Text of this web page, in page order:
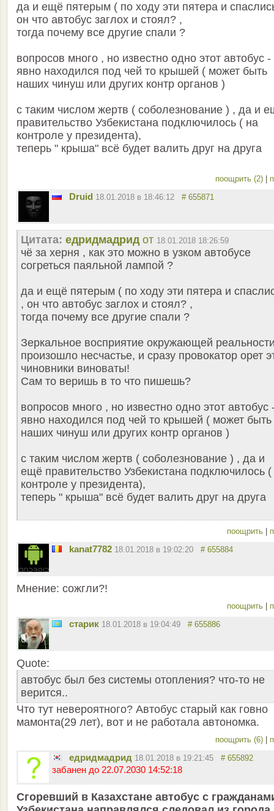
да и ещё пятерым ( по ходу эти пятера и
он что автобус заглох и стоял? ,
тогда почему все другие спали ?
вопросов много , но известно одно этот автобус -
явно находился под чей то крышей ( может быть
наших чинуш или других контр органов )
с таким числом жертв ( соболезнование ) , да и
правительство Узбекистана подключилось ( на
контроле у президента),
теперь " крыша" всё будет валить друг на друга
поощрить (2)
Druid 18.01.2018 в 18:46:12 # 655871
Цитата: едридмадрид от 18.01.2018 18:26:59
чё за херня , как это можно в узком автобусе
согреться паяльной лампой ?
да и ещё пятерым ( по ходу эти пятера и
, он что автобус заглох и стоял? ,
тогда почему все другие спали ?
Зеркальное восприятие окружающей
произошло несчастье, и сразу провокатор орет
чиновники виноваты!
Сам то веришь в то что пишешь?
вопросов много , но известно одно этот автобус
явно находился под чей то крышей ( может быть
наших чинуш или других контр органов )
с таким числом жертв ( соболезнование ) , да и
ещё правительство Узбекистана подключилось (
контроле у президента),
теперь " крыша" всё будет валить друг на друга
поощрить
kanat7782 18.01.2018 в 19:02:20 # 655884
Мнение: сожгли?!
поощрить
старик 18.01.2018 в 19:04:49 # 655886
Quote:
автобус был без системы отопления? что-то не
верится..
Что тут невероятного? Автобус старый как говно
мамонта(29 лет), вот и не работала автономка.
поощрить (6)
едридмадрид 18.01.2018 в 19:21:45 # 655892
забанен до 22.07.2030 14:52:18
Сгоревший в Казахстане автобус с